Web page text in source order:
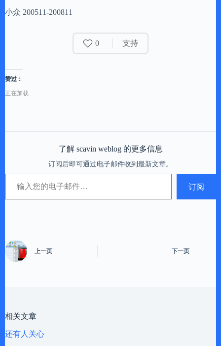
小众 200511-200811
0 支持
赞过：
正在加载……
了解 scavin weblog 的更多信息
订阅后即可通过电子邮件收到最新文章。
输入您的电子邮件…
订阅
上一页 下一页
相关文章
还有人关心